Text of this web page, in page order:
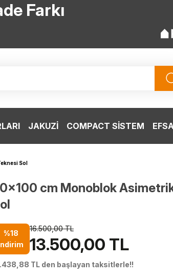
Farkı
KARGO
JAKUZİ COMPACT SİSTEM
Sol
cm Monoblok
%18
16.500,00 TL
13.500,00 TL
TL den başlayan taksitlerle!!